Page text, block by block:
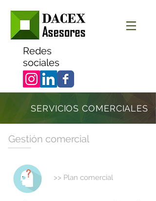
Redes
sociales
SERVICIOS COMERCIALES
Gestión comercial
>> Plan comercial